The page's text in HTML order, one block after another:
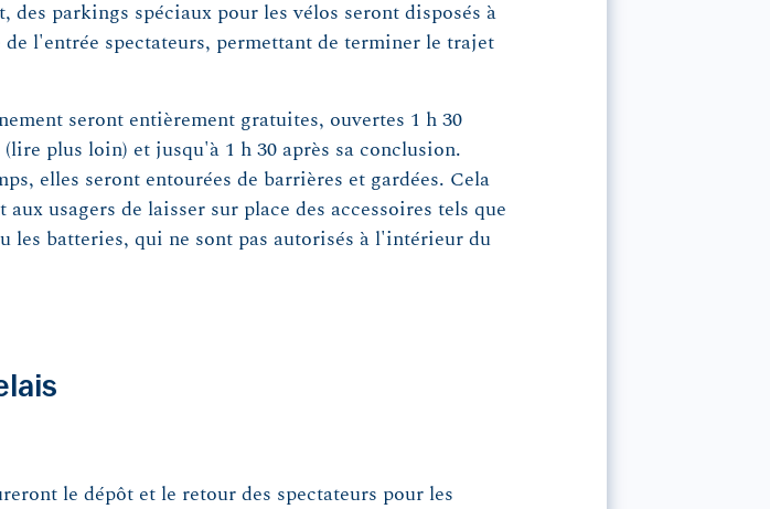
des parkings spéciaux pour les vélos seront disposés à
l'entrée spectateurs, permettant de terminer le trajet
seront entièrement gratuites, ouvertes 1 h 30
plus loin) et jusqu'à 1 h 30 après sa conclusion.
elles seront entourées de barrières et gardées. Cela
aux usagers de laisser sur place des accessoires tels que
les batteries, qui ne sont pas autorisés à l'intérieur du
le dépôt et le retour des spectateurs pour les